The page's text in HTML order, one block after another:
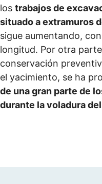
los trabajos de
situado a extramuros
sigue aumentando,
longitud. Por otra
conservación
el yacimiento, se ha
de una gran parte de
durante la voladura